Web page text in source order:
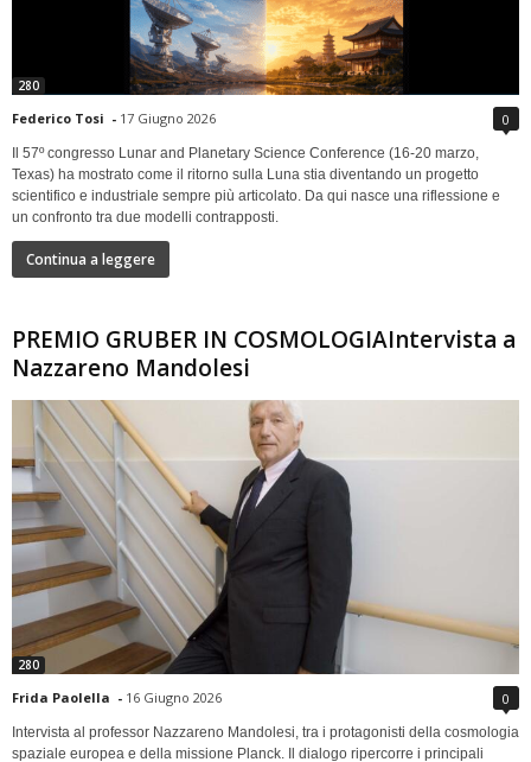
280
Federico Tosi - 17 Giugno 2026 0
Il 57º congresso Lunar and Planetary Science Conference (16-20 marzo,
Texas) ha mostrato come il ritorno sulla Luna stia diventando un progetto
scientifico e industriale sempre più articolato. Da qui nasce una riflessione e
un confronto tra due modelli contrapposti.
Continua a leggere
PREMIO GRUBER IN COSMOLOGIAIntervista a
Nazzareno Mandolesi
280
Frida Paolella - 16 Giugno 2026 0
Intervista al professor Nazzareno Mandolesi, tra i protagonisti della cosmologia
spaziale europea e della missione Planck. Il dialogo ripercorre i principali